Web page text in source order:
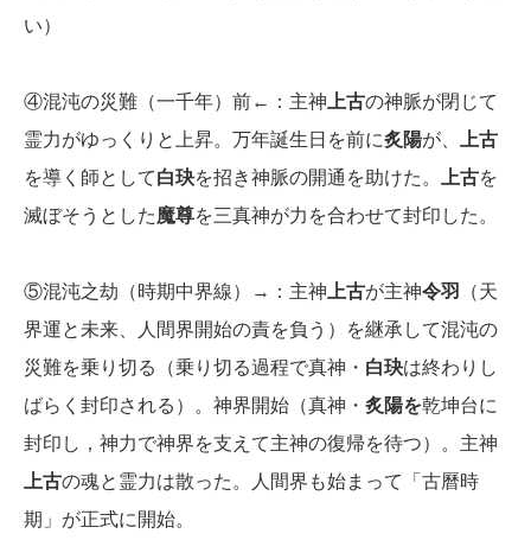
い）
④混沌の災難（一千年）前←：主神 上古の神脈が閉じて
霊力がゆっくりと上昇。万年誕生日を前に炙陽が、
上古
を導く師として白玦を招き神脈の開通を助けた。 上古を
滅ぼそうとした魔尊を三真神が力を合わせて封印した。
⑤混沌之劫（時期中界線）→：主神 上古が主神令羽
（天
界運と未来、人間界開始の責を負う）を継承して混沌の
災難を乗り切る（乗り切る過程で真神・ 白玦は終わりし
ばらく封印される）。神界開始（真神・ 炙陽を乾坤台に
封印し，神力で神界を支えて主神の復帰を待つ）。主神
上古の魂と霊力は散った。人間界も始まって「古曆時
期」が正式に開始。